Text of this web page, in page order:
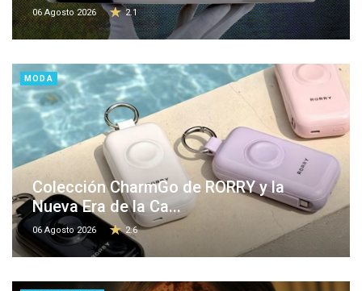
06 Agosto 2026 2.1
MODA
Colección CharmGo de RORRY y la
Nueva Era de la Ca...
06 Agosto 2026 2.6